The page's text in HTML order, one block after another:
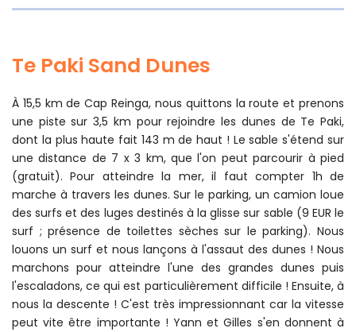
Te Paki Sand Dunes
À 15,5 km de Cap Reinga, nous quittons la route et prenons
une piste sur 3,5 km pour rejoindre les dunes de Te Paki,
dont la plus haute fait 143 m de haut ! Le sable s'étend sur
une distance de 7 x 3 km, que l'on peut parcourir à pied
(gratuit). Pour atteindre la mer, il faut compter 1h de
marche à travers les dunes. Sur le parking, un camion loue
des surfs et des luges destinés à la glisse sur sable (9 EUR le
surf ; présence de toilettes sèches sur le parking). Nous
louons un surf et nous lançons à l'assaut des dunes ! Nous
marchons pour atteindre l'une des grandes dunes puis
l'escaladons, ce qui est particulièrement difficile ! Ensuite, à
nous la descente ! C'est très impressionnant car la vitesse
peut vite être importante ! Yann et Gilles s'en donnent à